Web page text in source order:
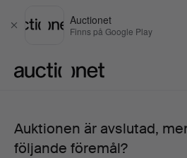
Stäng
Auctionet
Finns på Google Play
ARMLÄNK,
Auktionen är avslutad,
följande föremål?